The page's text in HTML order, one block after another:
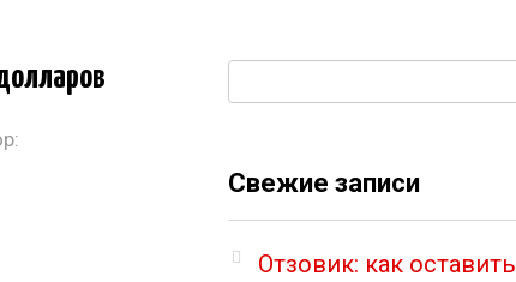
Свежие записи
Отзовик: как оставить